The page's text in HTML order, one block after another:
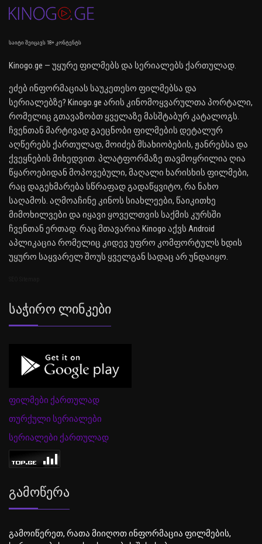
საიტი შეიცავს 18+ კონტენტს
Kinogo.ge — უყურე ფილმებს და სერიალებს ქართულად.
ეძებ ინფორმაციას საუკეთესო ფილმებსა და
სერიალებზე? Kinogo.ge არის კინომოყვარულთა პორტალი,
რომელიც გთავაზობთ ყველაზე მასშტაბურ კატალოგს.
ჩვენთან მარტივად გაეცნობი ფილმების დეტალურ
აღწერებს ქართულად, მოიძებ მსახიობების, ჟანრებსა და
ქვეყნების მიხედვით. პლატფორმაზე თავმოყრილია ღია
წყაროებიდან მოპოვებული, მაღალი ხარისხის ფილმები,
რაც დაგეხმარება სწრაფად გადაწყვიტო, რა ნახო
საღამოს. აღმოაჩინე კინოს სიახლეები, წაიკითხე
მიმოხილვები და იყავი ყოველთვის საქმის კურსში
ჩვენთან ერთად. რაც მთავარია Kinogo აქვს Android
აპლიკაცია რომელიც კიდევ უფრო კომფორტულს ხდის
უყურო საყვარელ შოუს ყველგან სადაც არ უნდაიყო.
Საჭირო Ლინკები
ფილმები ქართულად
თურქული სერიალები
სერიალები ქართულად
Გამოწერა
გამოიწერეთ, რათა მიიღოთ ინფორმაცია ფილმების,